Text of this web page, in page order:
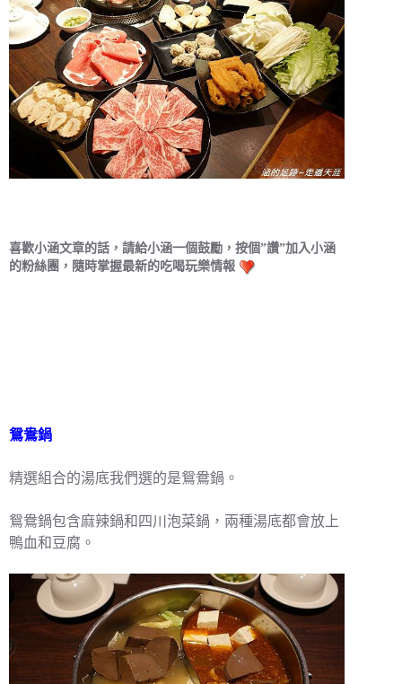
喜歡小涵文章的話，請給小涵一個鼓勵，按個”讚”加入小涵
的粉絲團，隨時掌握最新的吃喝玩樂情報
鴛鴦鍋
精選組合的湯底我們選的是鴛鴦鍋。
鴛鴦鍋包含麻辣鍋和四川泡菜鍋，兩種湯底都會放上
鴨血和豆腐。